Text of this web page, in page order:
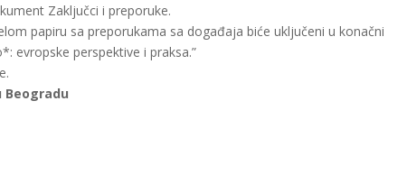
Zaključci i preporuke.
papiru sa preporukama sa događaja biće uključeni u konačni
evropske perspektive i praksa.”
Beogradu